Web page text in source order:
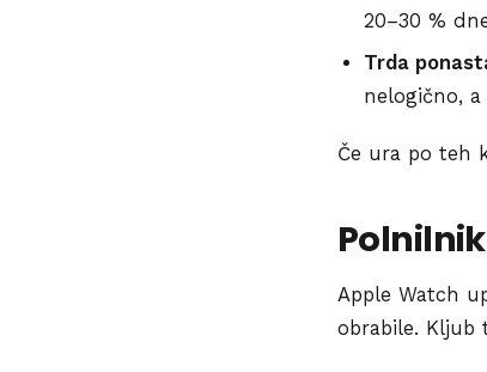
20–30 %
Trda
nelogično,
Če ura po teh
Apple Watch
obrabile. Kljub